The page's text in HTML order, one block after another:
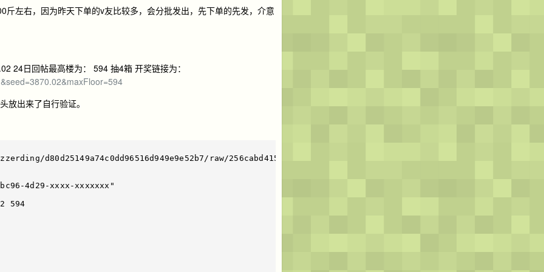
左右，因为昨天下单的v友比较多，会分批发出，先下单的先发，介意
24日回帖最高楼为： 594 抽4箱 开奖链接为：
放出来了自行验证。
d80d25149a74c0dd96516d949e9e52b7/raw/256cabd4153ae8c156105b7f6ac63b6df0f0470d/v2ex-
bc96-4d29-xxxx-xxxxxxx"
594